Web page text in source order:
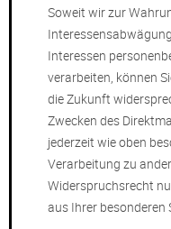
Soweit wir zur
Interessen
verarbeiten, können
die Zukunft
Zwecken des
jederzeit wie oben
Verarbeitung zu
Widerspruchsrecht
aus Ihrer besonderen